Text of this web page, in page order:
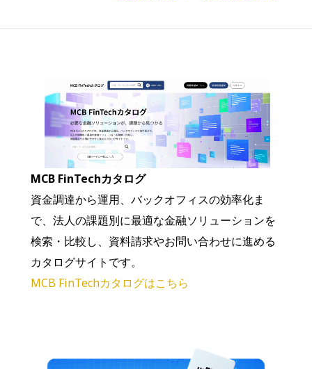
MCB FinTechカタログ
資金調達から運用、バックオフィスの効率化ま
で、法人の課題別に最適な金融ソリューションを
検索・比較し、資料請求やお問い合わせに進める
カタログサイトです。
MCB FinTechカタログはこちら